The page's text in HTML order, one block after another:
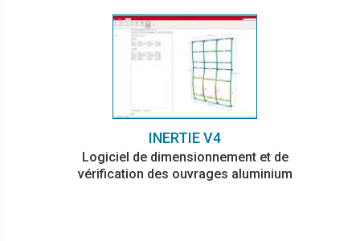
INERTIE V4
Logiciel de dimensionnement et de
vérification des ouvrages aluminium